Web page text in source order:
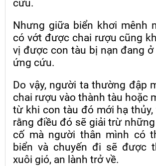
cứu.
Nhưng giữa biển khơi mênh
có vớt được chai rượu cũng
vị được con tàu bị nạn đang
ứng cứu.
Do vậy, người ta thường đập
chai rượu vào thành tàu hoặc
từ khi con tàu đó mới hạ
rằng điều đó sẽ giải trừ
cố mà người thân mình có
biển và chuyến đi sẽ được
xuôi gió, an lành trở về.